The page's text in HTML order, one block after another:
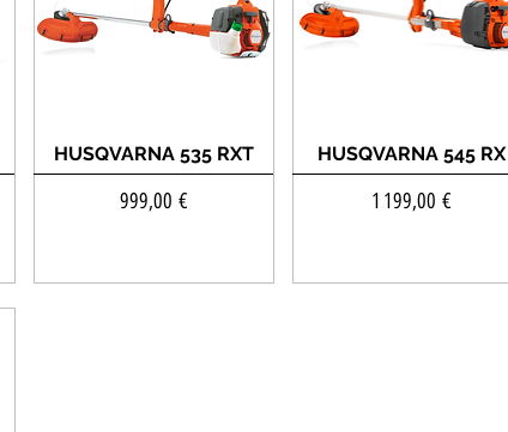
HUSQVARNA 535 RXT
Prix
999,00 €
HUSQVARNA 545 RX
Prix
1 199,00 €